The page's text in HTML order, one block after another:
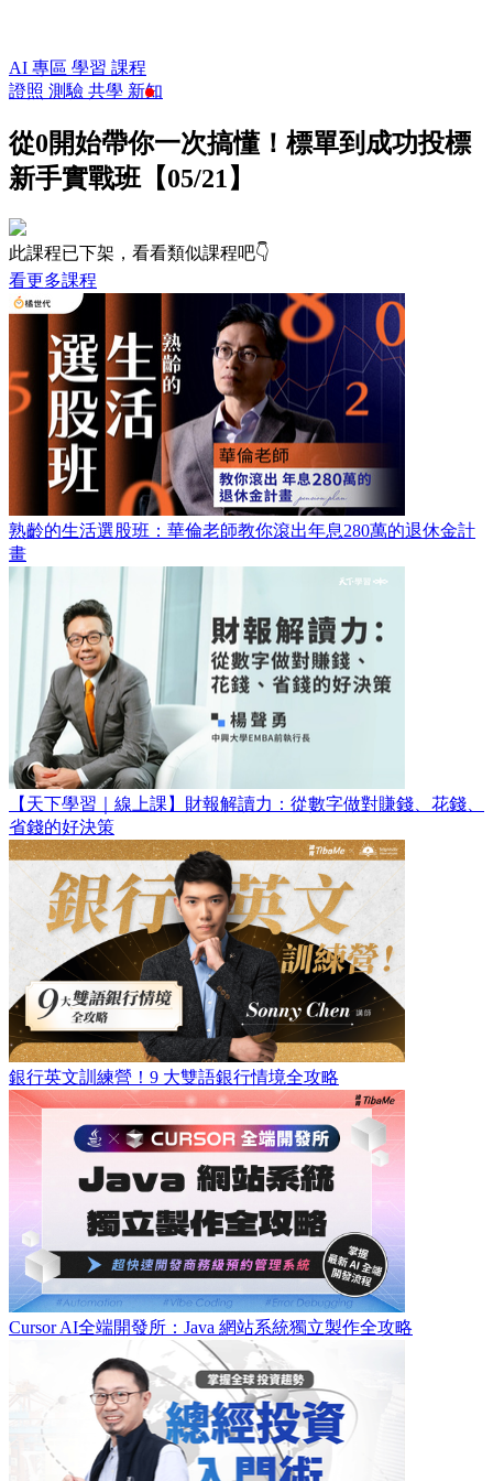
AI 專區 學習 課程
證照 測驗 共學 新知
從0開始帶你一次搞懂！標單到成功投標
新手實戰班【05/21】
此課程已下架，看看類似課程吧👇
看更多課程
熟齡的生活選股班：華倫老師教你滾出年息280萬的退休金計
畫
【天下學習｜線上課】財報解讀力：從數字做對賺錢、花錢、
省錢的好決策
銀行英文訓練營！9 大雙語銀行情境全攻略
Cursor AI全端開發所：Java 網站系統獨立製作全攻略